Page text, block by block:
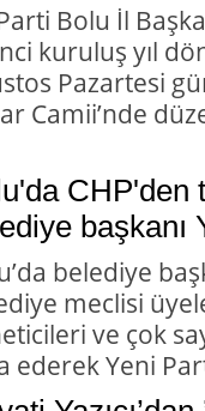
Bolu İl
kuruluş yıl
Pazartesi
Camii’nde
CHP'den
başkanı
belediye
meclisi
ve çok
Yeni